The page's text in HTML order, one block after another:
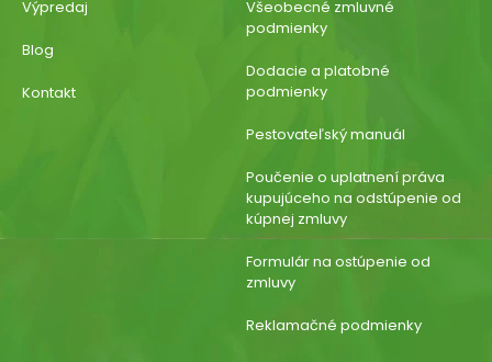
Výpredaj
Blog
Kontakt
Všeobecné zmluvné
podmienky
Dodacie a platobné
podmienky
Pestovateľský manuál
Poučenie o uplatnení práva
kupujúceho na odstúpenie od
kúpnej zmluvy
Formulár na ostúpenie od
zmluvy
Reklamačné podmienky